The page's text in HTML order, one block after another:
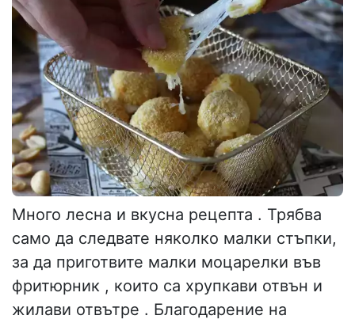
Много лесна и вкусна рецепта . Трябва
само да следвате няколко малки стъпки,
за да приготвите малки моцарелки във
фритюрник , които са хрупкави отвън и
жилави отвътре . Благодарение на